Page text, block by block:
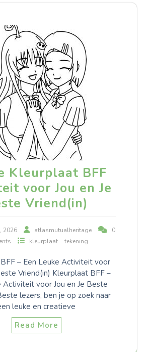
Kleurplaat BFF
voor Jou en Je
Vriend(in)
2026 atlasmutualheritage
0
kleurplaat tekening
– Een Leuke Activiteit voor
Vriend(in) Kleurplaat BFF –
Activiteit voor Jou en Je Beste
lezers, ben je op zoek naar
leuke en creatieve
Read More